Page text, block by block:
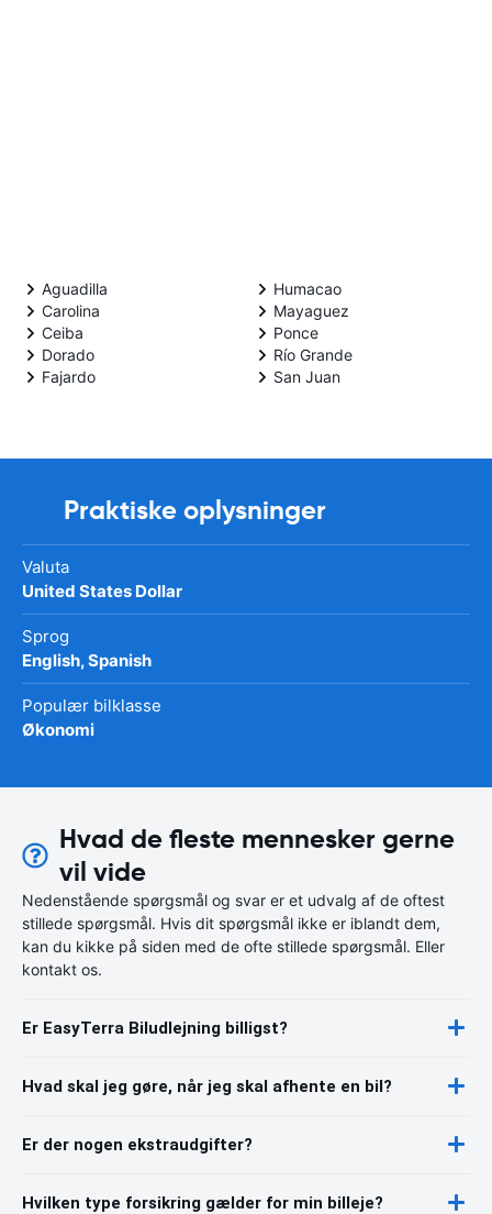
Aguadilla
Carolina
Ceiba
Dorado
Fajardo
Humacao
Mayaguez
Ponce
Río Grande
San Juan
Praktiske oplysninger
Valuta
United States Dollar
Sprog
English, Spanish
Populær bilklasse
Økonomi
Hvad de fleste mennesker gerne
vil vide
Nedenstående spørgsmål og svar er et udvalg af de oftest
stillede spørgsmål. Hvis dit spørgsmål ikke er iblandt dem,
kan du kikke på siden med de ofte stillede spørgsmål. Eller
kontakt os.
Er EasyTerra Biludlejning billigst?
Hvad skal jeg gøre, når jeg skal afhente en bil?
Er der nogen ekstraudgifter?
Hvilken type forsikring gælder for min billeje?